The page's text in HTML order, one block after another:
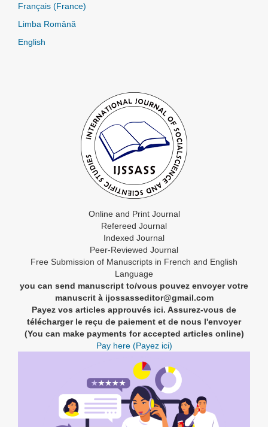
Français (France)
Limba Română
English
Online and Print Journal
Refereed Journal
Indexed Journal
Peer-Reviewed Journal
Free Submission of Manuscripts in French and English
Language
you can send manuscript to/vous pouvez envoyer votre
manuscrit à ijossasseditor@gmail.com
Payez vos articles approuvés ici. Assurez-vous de
télécharger le reçu de paiement et de nous l'envoyer
(You can make payments for accepted articles online)
Pay here (Payez ici)